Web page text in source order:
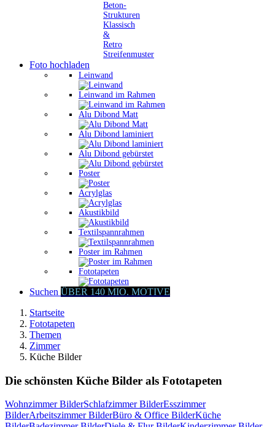
Beton-
Strukturen
Klassisch
&
Retro
Streifenmuster
Foto hochladen
Leinwand
Leinwand im Rahmen
Alu Dibond Matt
Alu Dibond laminiert
Alu Dibond gebürstet
Poster
Acrylglas
Akustikbild
Textilspannrahmen
Poster im Rahmen
Fototapeten
Suchen ÜBER 140 MIO. MOTIVE
Startseite
Fototapeten
Themen
Zimmer
Küche Bilder
Die schönsten Küche Bilder als Fototapeten
Wohnzimmer BilderSchlafzimmer BilderEsszimmer
BilderArbeitszimmer BilderBüro & Office BilderKüche